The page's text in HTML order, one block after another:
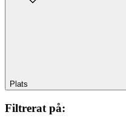
Plats
Filtrerat på: